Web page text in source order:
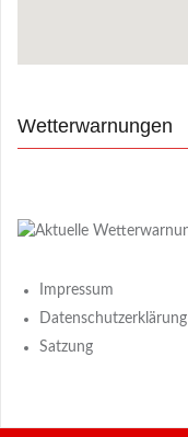
Wetterwarnungen
Impressum
Datenschutzerklärung
Satzung